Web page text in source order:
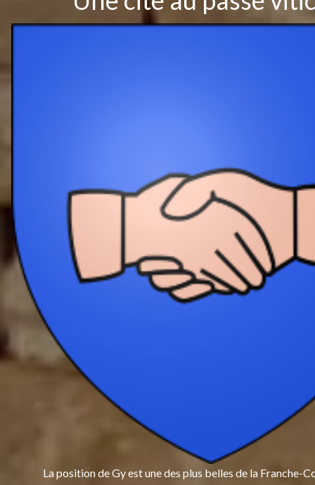
La position de Gy est une des plus belles de la Franche-